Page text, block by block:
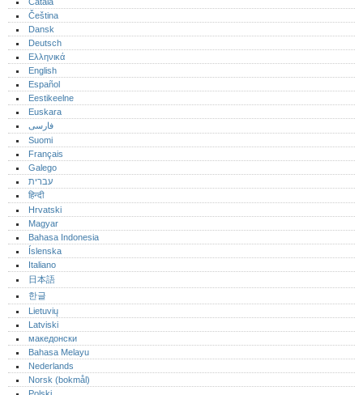
Čeština
Dansk
Deutsch
Ελληνικά
English
Español
Eestikeelne
Euskara
فارسی
Suomi
Français
Galego
עברית
हिन्दी
Hrvatski
Magyar
Bahasa Indonesia
Íslenska
Italiano
日本語
한글
Lietuvių
Latviski
македонски
Bahasa Melayu
Nederlands
Norsk (bokmål)‎